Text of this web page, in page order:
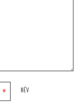
NÉV
*